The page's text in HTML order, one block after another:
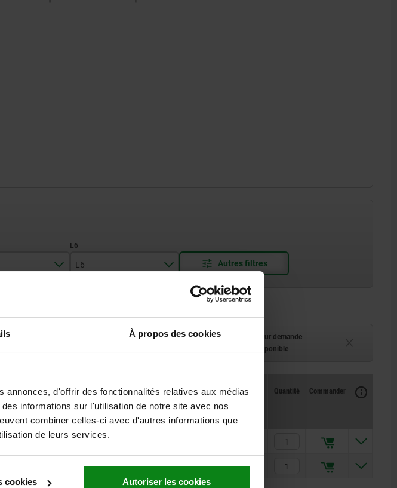
À propos des cookies
annonces, d'offrir des fonctionnalités relatives aux médias
informations sur l'utilisation de notre site avec nos
combiner celles-ci avec d'autres informations que
de leurs services.
cookies Autoriser les cookies
L6
Expédié immédiatement (en stock)
Délai de livraison sur demande
Actuellement indisponible
A min. A max. D1 D2 S1
CAO
Disponibilité
Quantité Commander
17 19 6,5
8,5 13 4 11,66 €